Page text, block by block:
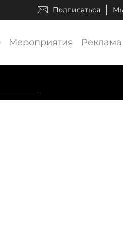
Подписаться
Мероприятия Реклама